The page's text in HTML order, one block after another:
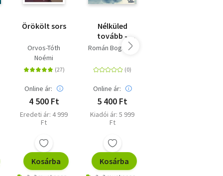
Örökölt sors
Orvos-Tóth
Noémi
Online ár:
4 500 Ft
Eredeti ár: 4 999
Ft
Kosárba
Nélküled
tovább -
Hogyan
minket a
veszteség?
Román Boglárka
Online ár:
5 400 Ft
Kiadói ár: 5 999
Ft
Kosárba